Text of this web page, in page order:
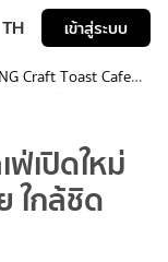
TH เข้าสู่ระบบ
Craft Toast Cafe
มชาติ 🌳
ฟ่เปิดใหม่
ใกล้ชิด